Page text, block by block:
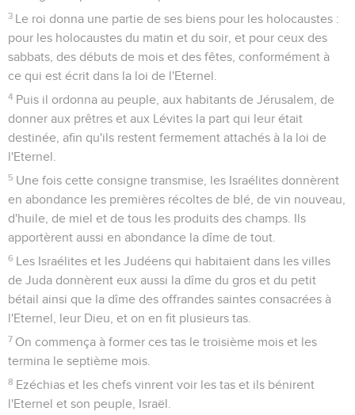
3 Le roi donna une partie de ses biens pour les holocaustes :
pour les holocaustes du matin et du soir, et pour ceux des
sabbats, des débuts de mois et des fêtes, conformément à
ce qui est écrit dans la loi de l'Eternel.
4 Puis il ordonna au peuple, aux habitants de Jérusalem, de
donner aux prêtres et aux Lévites la part qui leur était
destinée, afin qu'ils restent fermement attachés à la loi de
l'Eternel.
5 Une fois cette consigne transmise, les Israélites donnèrent
en abondance les premières récoltes de blé, de vin nouveau,
d'huile, de miel et de tous les produits des champs. Ils
apportèrent aussi en abondance la dîme de tout.
6 Les Israélites et les Judéens qui habitaient dans les villes
de Juda donnèrent eux aussi la dîme du gros et du petit
bétail ainsi que la dîme des offrandes saintes consacrées à
l'Eternel, leur Dieu, et on en fit plusieurs tas.
7 On commença à former ces tas le troisième mois et les
termina le septième mois.
8 Ezéchias et les chefs vinrent voir les tas et ils bénirent
l'Eternel et son peuple, Israël.